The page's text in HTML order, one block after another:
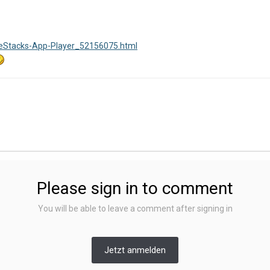
App-Player_52156075.html
Please sign in to comment
You will be able to leave a comment after signing in
Jetzt anmelden